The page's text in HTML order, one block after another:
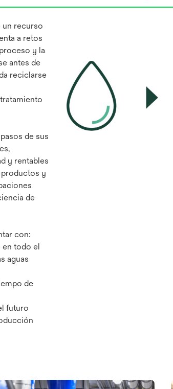
un recurso
a retos
y la
antes de
reciclarse
de sus
y rentables
y
de
con:
en todo el
aguas
de
futuro